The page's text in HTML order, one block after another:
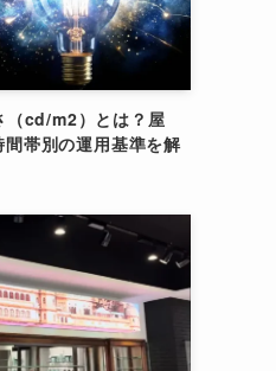
（cd/m2）とは？屋
帯別の運用基準を解